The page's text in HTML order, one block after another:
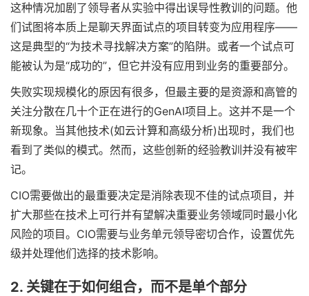
这种情况加剧了领导者从实验中得出误导性教训的问题。他
们试图将本质上是聊天界面试点的项目转变为应用程序——
这是典型的“为技术寻找解决方案”的陷阱。或者一个试点可
能被认为是“成功的”，但它并没有应用到业务的重要部分。
失败实现规模化的原因有很多，但最主要的是资源和高管的
关注分散在几十个正在进行的GenAI项目上。这并不是一个
新现象。当其他技术(如云计算和高级分析)出现时，我们也
看到了类似的模式。然而，这些创新的经验教训并没有被牢
记。
CIO需要做出的最重要决定是消除表现不佳的试点项目，并
扩大那些在技术上可行并有望解决重要业务领域同时最小化
风险的项目。CIO需要与业务单元领导密切合作，设置优先
级并处理他们选择的技术影响。
2. 关键在于如何组合，而不是单个部分